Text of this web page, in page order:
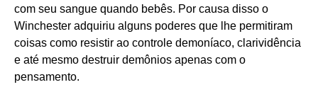
com seu sangue quando bebês. Por causa disso o
Winchester adquiriu alguns poderes que lhe permitiram
coisas como resistir ao controle demoníaco, clarividência
e até mesmo destruir demônios apenas com o
pensamento.